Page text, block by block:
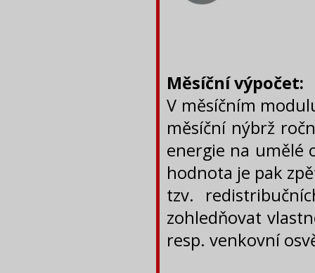
Měsíční výpočet:
V měsíčním
měsíční nýbrž
energie na umělé
hodnota je pak
tzv.
zohledňovat
resp. venkovní